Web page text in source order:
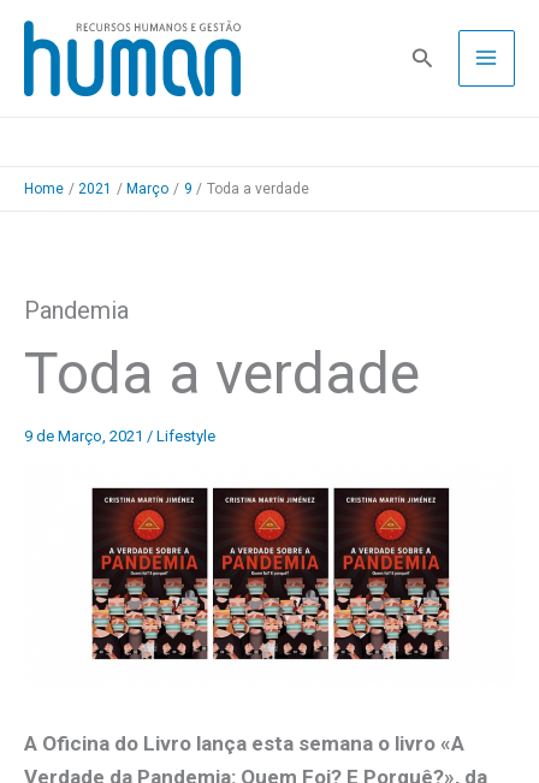
Skip
content
Pesquisa
Home 2021 Março 9 Toda a verdade
Pandemia
Toda a verdade
9 de Março, 2021 / Lifestyle
A Oficina do Livro lança esta semana o livro «A
Verdade da Pandemia: Quem Foi? E Porquê?», da